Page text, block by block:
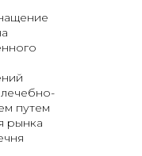
путем
рынка